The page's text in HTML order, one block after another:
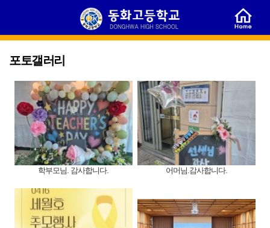
포토갤러리
학부모님. 감사합니다. 어머님.감사합니다.